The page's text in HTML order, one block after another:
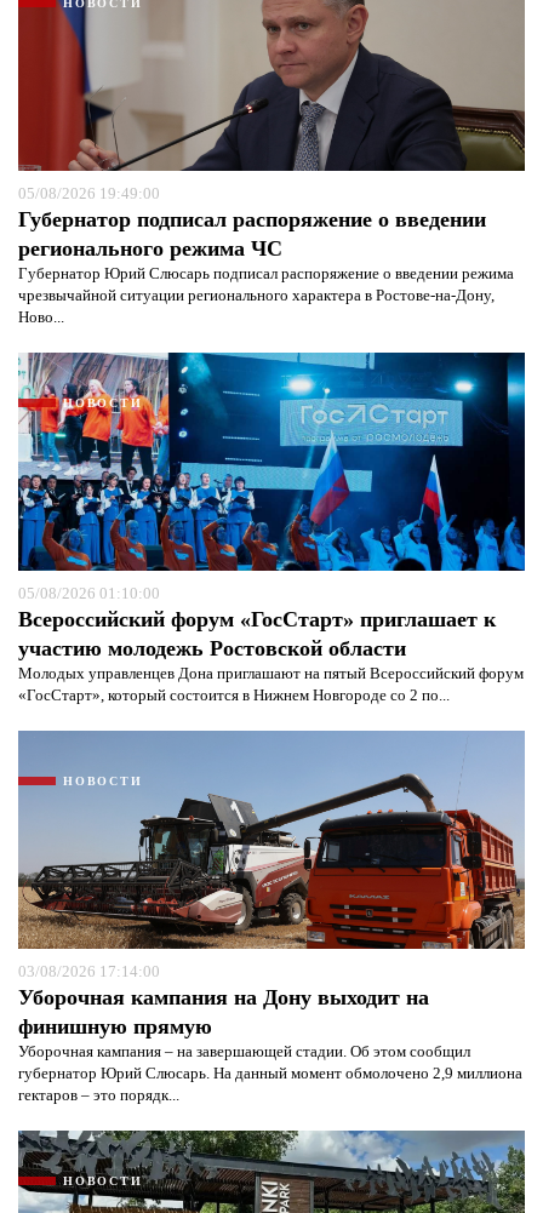
НОВОСТИ
05/08/2026 19:49:00
Губернатор подписал распоряжение о введении
регионального режима ЧС
Губернатор Юрий Слюсарь подписал распоряжение о введении режима
чрезвычайной ситуации регионального характера в Ростове-на-Дону,
Ново...
НОВОСТИ
05/08/2026 01:10:00
Всероссийский форум «ГосСтарт» приглашает к
участию молодежь Ростовской области
Молодых управленцев Дона приглашают на пятый Всероссийский форум
«ГосСтарт», который состоится в Нижнем Новгороде со 2 по...
НОВОСТИ
03/08/2026 17:14:00
Уборочная кампания на Дону выходит на
финишную прямую
Уборочная кампания – на завершающей стадии. Об этом сообщил
губернатор Юрий Слюсарь. На данный момент обмолочено 2,9 миллиона
гектаров – это порядк...
НОВОСТИ
политикой конфиденциальности и
защиты информации*
Я согласен сполитикой конфиденциальности и
защиты информации*